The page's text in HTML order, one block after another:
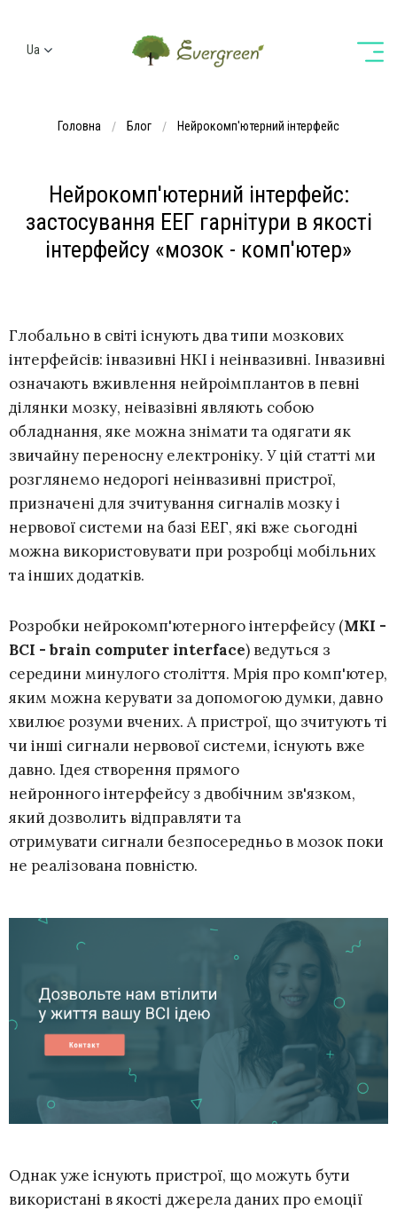
Ua
Головна Блог Нейрокомп'ютерний інтерфейс
Нейрокомп'ютерний інтерфейс:
застосування ЕЕГ гарнітури в якості
інтерфейсу «мозок - комп'ютер»
Глобально в світі існують два типи мозкових
інтерфейсів: інвазивні НКІ і неінвазивні. Інвазивні
означають вживлення нейроімплантов в певні
ділянки мозку, неівазівні являють собою
обладнання, яке можна знімати та одягати як
звичайну переносну електроніку. У цій статті ми
розглянемо недорогі неінвазивні пристрої,
призначені для зчитування сигналів мозку і
нервової системи на базі ЕЕГ, які вже сьогодні
можна використовувати при розробці мобільних
та інших додатків.
Розробки нейрокомп'ютерного інтерфейсу (МКІ -
BCI - brain computer interface) ведуться з
середини минулого століття. Мрія про комп'ютер,
яким можна керувати за допомогою думки, давно
хвилює розуми вчених. А пристрої, що зчитують ті
чи інші сигнали нервової системи, існують вже
давно. Ідея створення прямого
нейронного інтерфейсу з двобічним зв'язком,
який дозволить відправляти та
отримувати сигнали безпосередньо в мозок поки
не реалізована повністю.
Однак уже існують пристрої, що можуть бути
використані в якості джерела даних про емоції